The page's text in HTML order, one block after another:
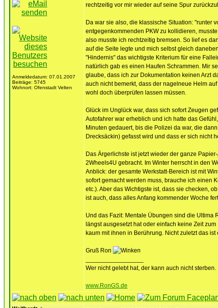
Anmeldedatum: 07.01.2007
Beiträge: 5745
Wohnort: Ofenstadt Velten
rechtzeitig vor mir wieder auf seine Spur
Da war sie also, die klassische Situation: "runter
entgegenkommenden PKW zu kollidieren,
also musste ich rechtzeitig bremsen. So lief es
auf die Seite legte und mich selbst gleich
"Hindernis" das wichtigste Kriterium für eine
natürlich gab es einen Haufen Schrammen. Mir
glaube, dass ich zur Dokumentation keinen Arzt
auch nicht bemerkt, dass der nagelneue Helm
wohl doch überprüfen lassen müssen.
Glück im Unglück war, dass sich sofort Zeugen
Autofahrer war erheblich und ich hatte das
Minuten gedauert, bis die Polizei da war, die
Drecksäckin) gefasst wird und dass er sich nicht
Das Ärgerlichste ist jetzt wieder der ganze
2Wheels4U gebracht. Im Winter herrscht in den
Anblick: der gesamte Werkstatt-Bereich ist mit
sofort gemacht werden muss, brauche ich einen
etc.). Aber das Wichtigste ist, dass sie checken,
ist auch, dass alles Anfang kommender Woche
Und das Fazit: Mentale Übungen sind die
längst ausgesetzt hat oder einfach keine Zeit
kaum mit ihnen in Berührung. Nicht zuletzt das
Gruß Ron
Wer nicht gelebt hat, der kann auch nicht sterben.
www.RonGS.de